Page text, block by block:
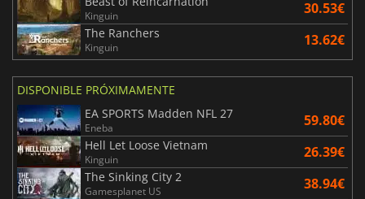
Kinguin 30.53€
The Ranchers
Kinguin 13.62€
DISPONIBLE PRÓXIMAMENTE
EA SPORTS Madden NFL 27
Eneba 59.80€
Hell Let Loose Vietnam
Kinguin 26.39€
The Sinking City 2
Gamesplanet US 38.94€